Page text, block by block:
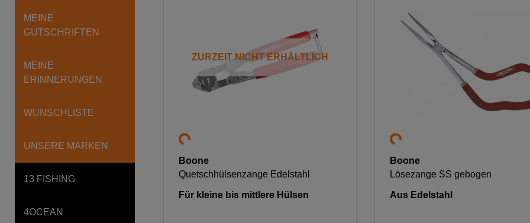
MEINE
GUTSCHRIFTEN
MEINE
ERINNERUNGEN
WUNSCHLISTE
UNSERE MARKEN
13 FISHING
4OCEAN
ZURZEIT NICHT ERHÄLTLICH
Boone
Quetschhülsenzange Edelstahl
Für kleine bis mittlere Hülsen
Boone
Lösezange SS gebogen
Aus Edelstahl